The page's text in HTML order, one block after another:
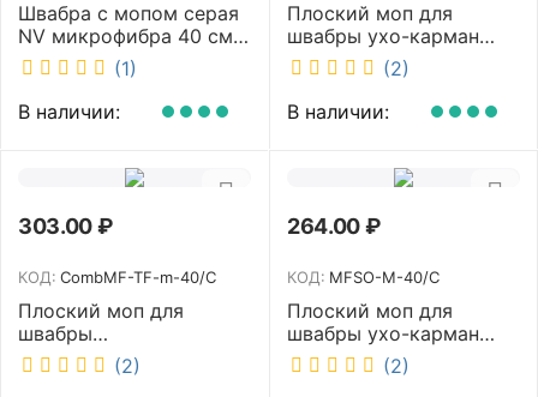
Швабра с мопом серая
NV микрофибра 40 см
NV-MOP3300
(1)
В наличии:
Плоский моп для
швабры ухо-карман
белый 40 см NV MFHA-
M-40/C
(2)
В наличии:
303.00₽
КОД: CombMF-TF-m-40/C
Плоский моп для
швабры
комбинированный ухо-
карман бежевый 40 см
(2)
264.00₽
КОД: MFSO-M-40/C
Плоский моп для
швабры ухо-карман
белый 40 см NV MFSO-
M-40/C
(2)